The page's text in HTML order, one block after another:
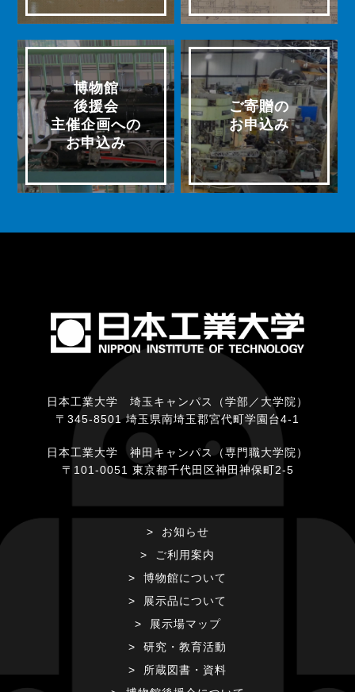
博物館
後援会
主催企画への
お申込み
ご寄贈の
お申込み
日本工業大学 埼玉キャンパス（学部／大学院）
〒345-8501 埼玉県南埼玉郡宮代町学園台4-1
日本工業大学 神田キャンパス（専門職大学院）
〒101-0051 東京都千代田区神田神保町2-5
お知らせ
ご利用案内
博物館について
展示品について
展示場マップ
研究・教育活動
所蔵図書・資料